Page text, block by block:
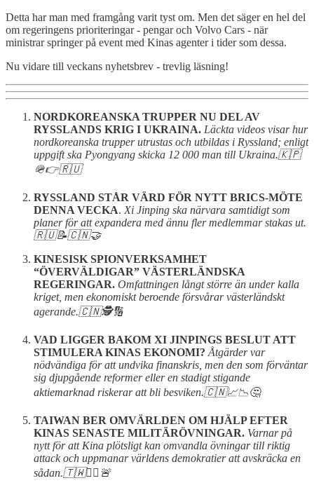
Detta har man med framgång varit tyst om. Men det säger en hel del
om regeringens prioriteringar - pengar och Volvo Cars - när
ministrar springer på event med Kinas agenter i tider som dessa.
Nu vidare till veckans nyhetsbrev - trevlig läsning!
NORDKOREANSKA TRUPPER NU DEL AV
RYSSLANDS KRIG I UKRAINA. Läckta videos visar hur
nordkoreanska trupper utrustas och utbildas i Ryssland; enligt
uppgift ska Pyongyang skicka 12 000 man till Ukraina.🇰🇵
🪖👉🇷🇺
RYSSLAND STÅR VÄRD FÖR NYTT BRICS-MÖTE
DENNA VECKA. Xi Jinping ska närvara samtidigt som
planer för att expandera med ännu fler medlemmar stakas ut.
🇷🇺📝🇨🇳🤝
KINESISK SPIONVERKSAMHET
“ÖVERVÄLDIGAR” VÄSTERLÄNDSKA
REGERINGAR. Omfattningen långt större än under kalla
kriget, men ekonomiskt beroende försvårar västerländskt
agerande.🇨🇳🕵🔢
VAD LIGGER BAKOM XI JINPINGS BESLUT ATT
STIMULERA KINAS EKONOMI? Åtgärder var
nödvändiga för att undvika finanskris, men den som förväntar
sig djupgående reformer eller en stadigt stigande
aktiemarknad riskerar att bli besviken.🇨🇳📈📉🤔
TAIWAN BER OMVÄRLDEN OM HJÄLP EFTER
KINAS SENASTE MILITÄRÖVNINGAR. Varnar på
nytt för att Kina plötsligt kan omvandla övningar till riktig
attack och uppmanar världens demokratier att avskräcka en
sådan.🇹🇼🙋‍♂️🚨